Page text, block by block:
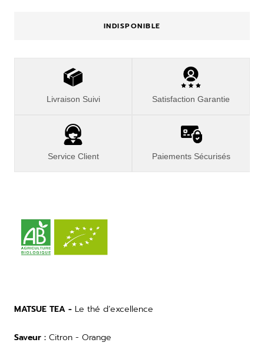
INDISPONIBLE
Livraison Suivi Satisfaction Garantie
Service Client Paiements Sécurisés
MATSUE TEA - Le thé d’excellence
Saveur : Citron - Orange